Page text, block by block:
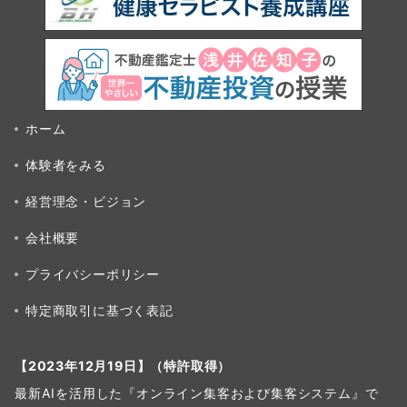
ホーム
体験者をみる
経営理念・ビジョン
会社概要
プライバシーポリシー
特定商取引に基づく表記
【2023年12月19日】（特許取得）
最新AIを活用した『オンライン集客および集客システム』で